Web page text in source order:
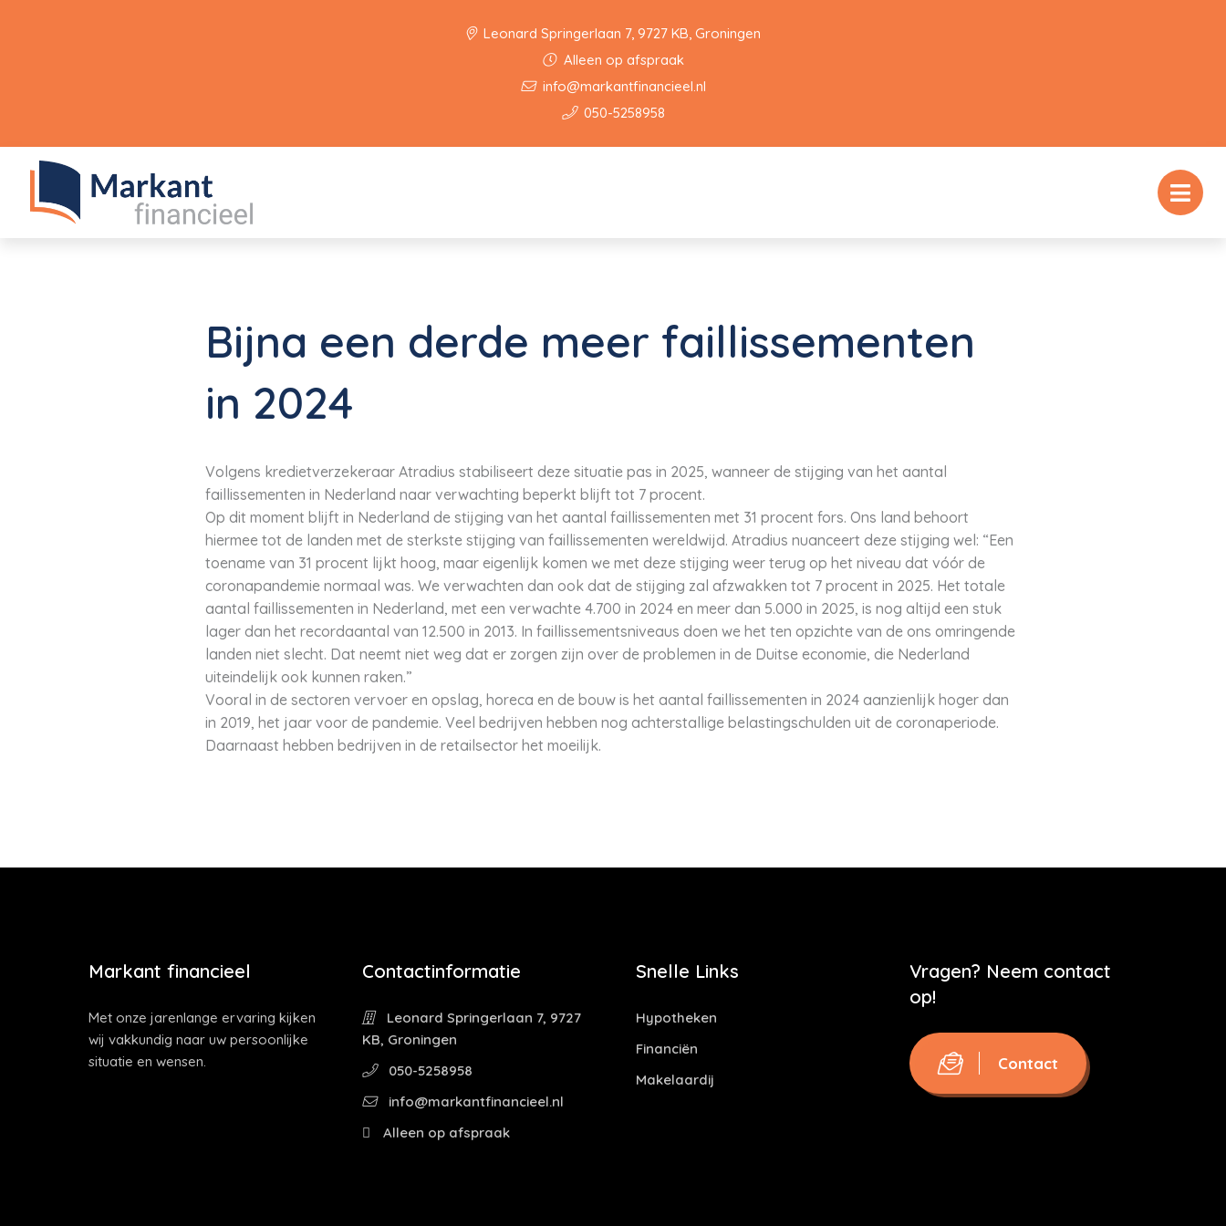
Leonard Springerlaan 7, 9727 KB, Groningen
Alleen op afspraak
info@markantfinancieel.nl
050-5258958
Bijna een derde meer faillissementen
in 2024
Volgens kredietverzekeraar Atradius stabiliseert deze situatie pas in 2025, wanneer de stijging van het aantal
faillissementen in Nederland naar verwachting beperkt blijft tot 7 procent.
Op dit moment blijft in Nederland de stijging van het aantal faillissementen met 31 procent fors. Ons land behoort
hiermee tot de landen met de sterkste stijging van faillissementen wereldwijd. Atradius nuanceert deze stijging wel: “Een
toename van 31 procent lijkt hoog, maar eigenlijk komen we met deze stijging weer terug op het niveau dat vóór de
coronapandemie normaal was. We verwachten dan ook dat de stijging zal afzwakken tot 7 procent in 2025. Het totale
aantal faillissementen in Nederland, met een verwachte 4.700 in 2024 en meer dan 5.000 in 2025, is nog altijd een stuk
lager dan het recordaantal van 12.500 in 2013. In faillissementsniveaus doen we het ten opzichte van de ons omringende
landen niet slecht. Dat neemt niet weg dat er zorgen zijn over de problemen in de Duitse economie, die Nederland
uiteindelijk ook kunnen raken.”
Vooral in de sectoren vervoer en opslag, horeca en de bouw is het aantal faillissementen in 2024 aanzienlijk hoger dan
in 2019, het jaar voor de pandemie. Veel bedrijven hebben nog achterstallige belastingschulden uit de coronaperiode.
Daarnaast hebben bedrijven in de retailsector het moeilijk.
Markant financieel
Met onze jarenlange ervaring kijken
wij vakkundig naar uw persoonlijke
situatie en wensen.
Contactinformatie
Leonard Springerlaan 7, 9727
KB, Groningen
050-5258958
info@markantfinancieel.nl
Alleen op afspraak
Snelle Links
Hypotheken
Financiën
Makelaardij
Vragen? Neem contact
op!
Contact